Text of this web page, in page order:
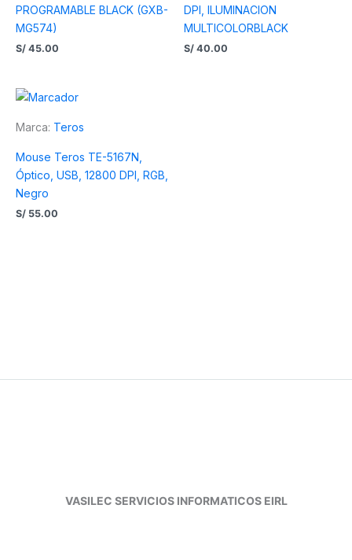
PROGRAMABLE BLACK (GXB-
MG574)
S/ 45.00
DPI, ILUMINACION
MULTICOLORBLACK
S/ 40.00
Marca: Teros
Mouse Teros TE-5167N,
Óptico, USB, 12800 DPI, RGB,
Negro
S/ 55.00
VASILEC SERVICIOS INFORMATICOS EIRL